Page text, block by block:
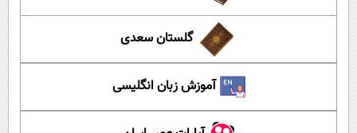
گلستان سعدی
آموزش زبان انگلیسی